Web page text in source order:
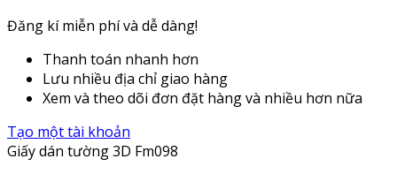
Đăng kí miễn phí và dễ dàng!
Thanh toán nhanh hơn
Lưu nhiều địa chỉ giao hàng
Xem và theo dõi đơn đặt hàng và nhiều hơn nữa
Tạo một tài khoản
Giấy dán tường 3D Fm098